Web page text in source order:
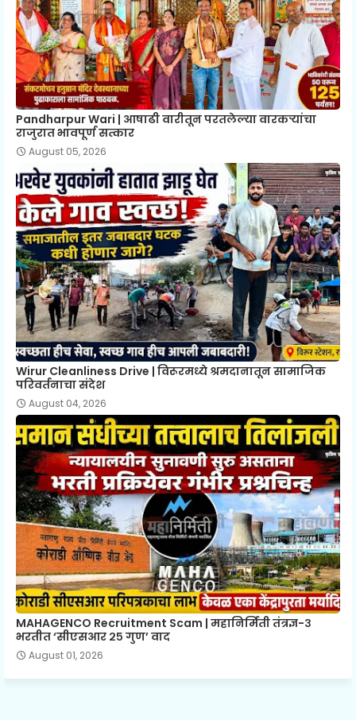
Pandharpur Wari | आषाढी वारीतून परतलेल्या वारकऱ्यांचा
राजुरात भावपूर्ण सत्कार
August 05, 2026
Wirur Cleanliness Drive | विरूरमध्ये श्रमदानातून सामाजिक
परिवर्तनाचा संदेश
August 04, 2026
MAHAGENCO Recruitment Scam | महानिर्मिती तंत्रज्ञ-३
भरतीत ‘सीएसआर २५ गुण’ वाद
August 01, 2026